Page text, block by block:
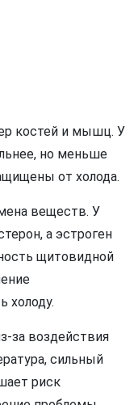
костей и мышц. У
но меньше
от холода.
веществ. У
а эстроген
щитовидной
холоду.
за воздействия
сильный
риск